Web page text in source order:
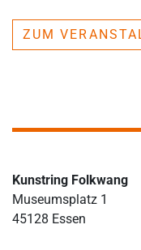
ZUM
Kunstring Folkwang
Museumsplatz 1
45128 Essen